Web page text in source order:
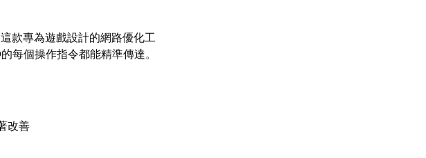
款專為遊戲設計的網路優化工
每個操作指令都能精準傳達。
改善